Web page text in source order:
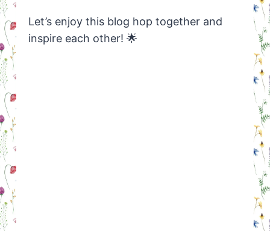
Let’s enjoy this blog hop together and
inspire each other! 🌟